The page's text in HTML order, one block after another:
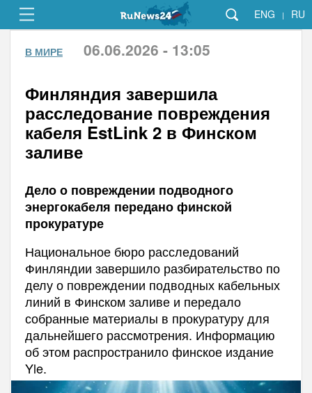
ENG | RU
В МИРЕ 06.06.2026 - 13:05
Финляндия завершила
расследование повреждения
кабеля EstLink 2 в Финском
заливе
Дело о повреждении подводного
энергокабеля передано финской
прокуратуре
Национальное бюро расследований
Финляндии завершило разбирательство по
делу о повреждении подводных кабельных
линий в Финском заливе и передало
собранные материалы в прокуратуру для
дальнейшего рассмотрения. Информацию
об этом распространило финское издание
Yle.